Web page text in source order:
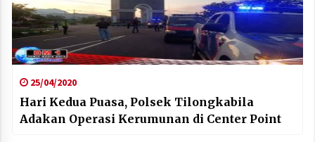
25/04/2020
Hari Kedua Puasa, Polsek Tilongkabila
Adakan Operasi Kerumunan di Center Point